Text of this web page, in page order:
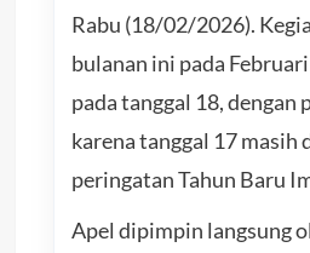
Rabu (18/02/2026).
bulanan ini pada
pada tanggal 18, dengan
karena tanggal 17 masih
peringatan Tahun Baru
Apel dipimpin langsung